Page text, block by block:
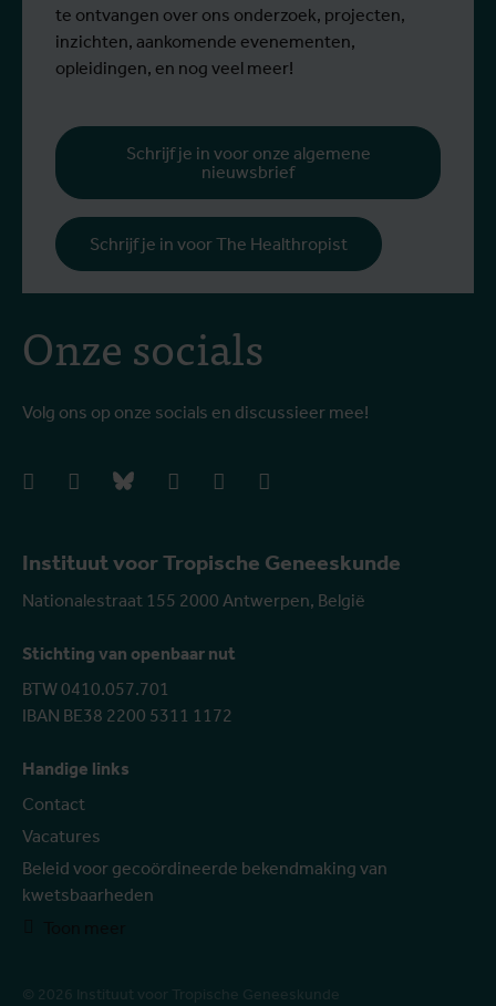
Instituut voor Tropische Geneeskunde
Nationalestraat 155 2000 Antwerpen, België
Stichting van openbaar nut
BTW 0410.057.701
IBAN BE38 2200 5311 1172
Handige links
Contact
Vacatures
Beleid voor gecoördineerde bekendmaking van
kwetsbaarheden
Onze socials
Volg ons op onze socials en discussieer mee!
facebookinstagrambluesky linkedIn youtube
te ontvangen over ons onderzoek, projecten,
inzichten, aankomende evenementen,
opleidingen, en nog veel meer!
Schrijf je in voor onze algemene
nieuwsbrief
Schrijf je in voor The Healthropist
© 2026 Instituut voor Tropische Geneeskunde